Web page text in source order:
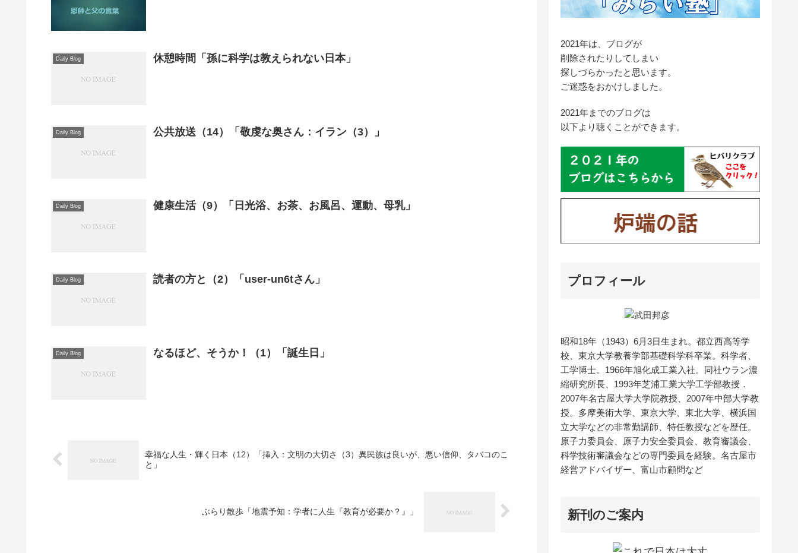
Daily Blog 休憩時間「孫に科学は教えられない日本」
Daily Blog 公共放送（14）「敬虔な奥さん：イラン（3）」
Daily Blog 健康生活（9）「日光浴、お茶、お風呂、運動、母乳」
Daily Blog 読者の方と（2）「user-un6tさん」
Daily Blog なるほど、そうか！（1）「誕生日」
幸福な人生・輝く日本（12）「挿入：文明の大切さ（3）異民族は良いが、悪い信仰、タバコのこ
と」
ぶらり散歩「地震予知：学者に人生『教育が必要か？』」
2021年は、ブログが
削除されたりしてしまい
探しづらかったと思います。
ご迷惑をおかけしました。
2021年までのブログは
以下より聴くことができます。
プロフィール
昭和18年（1943）6月3日生まれ。都立西高等学
校、東京大学教養学部基礎科学科卒業。科学者、
工学博士。1966年旭化成工業入社。同社ウラン濃
縮研究所長、1993年芝浦工業大学工学部教授．
2007年名古屋大学大学院教授、2007年中部大学教
授。多摩美術大学、東京大学、東北大学、横浜国
立大学などの非常勤講師、特任教授などを歴任。
原子力委員会、原子力安全委員会、教育審議会、
科学技術審議会などの専門委員を経験。名古屋市
経営アドバイザー、富山市顧問など
新刊のご案内